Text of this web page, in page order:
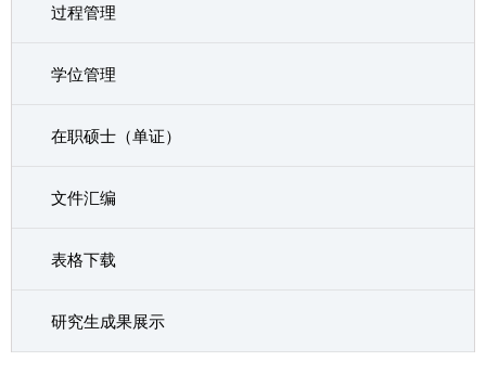
过程管理
学位管理
在职硕士（单证）
文件汇编
表格下载
研究生成果展示